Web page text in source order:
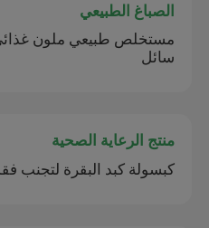
الصباغ الطبيعي
مستخلص طبيعي ملون
سائل
منتج الرعاية الصحية
كبسولة كبد البقرة لتجنب